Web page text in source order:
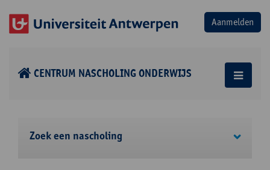
CENTRUM NASCHOLING ONDERWIJS
Zoek een nascholing